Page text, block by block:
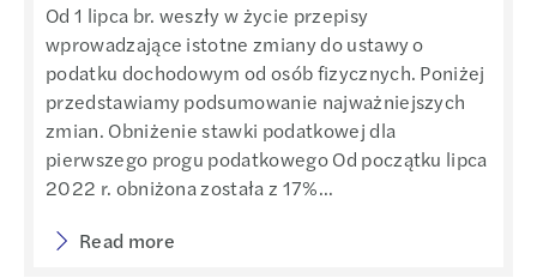
Od 1 lipca br. weszły w życie przepisy
wprowadzające istotne zmiany do ustawy o
podatku dochodowym od osób fizycznych. Poniżej
przedstawiamy podsumowanie najważniejszych
zmian. Obniżenie stawki podatkowej dla
pierwszego progu podatkowego Od początku lipca
2022 r. obniżona została z 17%...
Read more